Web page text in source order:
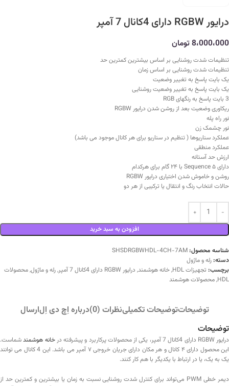
درایور RGBW دارای 4کانال 7 آمپر
8،000،000تومان
تنظیمات شدت روشنایی بر اساس بیشترین کمترین حد
تنظیمات شدت روشنایی بر اساس زمان
یک بایت پاسخ به تغییر وضعیت
یک بایت پاسخ به تغییر وضعیت روشنایی
3 بایت پاسخ به رنگهای RGB
ریکاوری وضعیت بعد از روشن شدن درایور RGBW
نور راه پله
نور چشمک زن
عملکرد سناریوها ( تنظیم در سناریو برای هر کانال موجود می باشد)
عملکرد منطقی
ارزش حد آستانه
دارای ۵ Sequence با ۲۴ گام برای هرکدام
روشن و خاموش شدن اختیاری درایور RGBW
حالات انتخاب رنگ و انتقال یا ترکیبی از هر دو
افزودن به سبد خرید
شناسه محصول:SHSDRGBWHDL-4CH-7AM
دسته:رله و ماژول
برچسب: تجهیزات HDL ,خانه هوشمند, درایور RGBW دارای 4کانال 7 آمپر ,رله و ماژول,محصولات
HDL
,محصولات هوشمند
توضیحاتتوضیحات تکمیلینظرات (0) درباره اِچ دی اِلارسال
توضیحات
درایور RGBW دارای 4کانال 7 آمپر، یکی از محصولات پرکاربرد و پیشرفته در خانه هوشمندشماست.
این محصول دارای ۴ کانال و هر مکان دارای جریان خروجی ۷ آمپر می باشد. این 4 کانال می توانند
یک به یک، یا در ارتباط با یکدیگر با هم کار کنند.
دیمر خطی PWM می‌تواند برای کنترل شدت روشنایی نسبت به زمان یا بیشترین و کمترین حد از